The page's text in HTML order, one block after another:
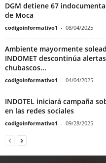
DGM detiene 67
de Moca
codigoinformativo1 - 08/04/2025
Ambiente mayormente
INDOMET descontinúa
chubascos...
codigoinformativo1 - 04/04/2025
INDOTEL iniciará campaña
en las redes sociales
codigoinformativo1 - 09/28/2025